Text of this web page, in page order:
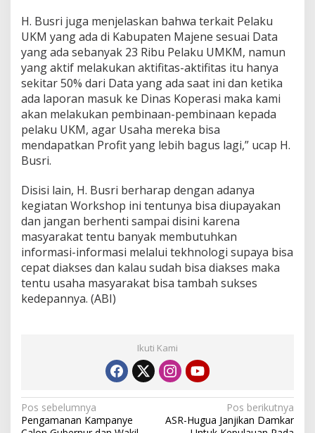
H. Busri juga menjelaskan bahwa terkait Pelaku
UKM yang ada di Kabupaten Majene sesuai Data
yang ada sebanyak 23 Ribu Pelaku UMKM, namun
yang aktif melakukan aktifitas-aktifitas itu hanya
sekitar 50% dari Data yang ada saat ini dan ketika
ada laporan masuk ke Dinas Koperasi maka kami
akan melakukan pembinaan-pembinaan kepada
pelaku UKM, agar Usaha mereka bisa
mendapatkan Profit yang lebih bagus lagi,” ucap H.
Busri.
Disisi lain, H. Busri berharap dengan adanya
kegiatan Workshop ini tentunya bisa diupayakan
dan jangan berhenti sampai disini karena
masyarakat tentu banyak membutuhkan
informasi-informasi melalui tekhnologi supaya bisa
cepat diakses dan kalau sudah bisa diakses maka
tentu usaha masyarakat bisa tambah sukses
kedepannya. (ABI)
Ikuti Kami
N
Pos sebelumnya
Pengamanan Kampanye
Pos berikutnya
ASR-Hugua Janjikan Damkar